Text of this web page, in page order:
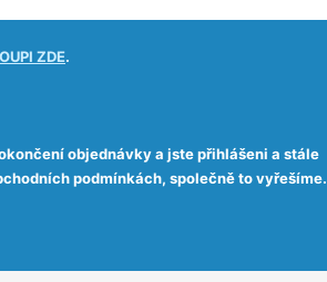
ZDE.
objednávky a jste přihlášeni a stále
podmínkách, společně to vyřešíme.